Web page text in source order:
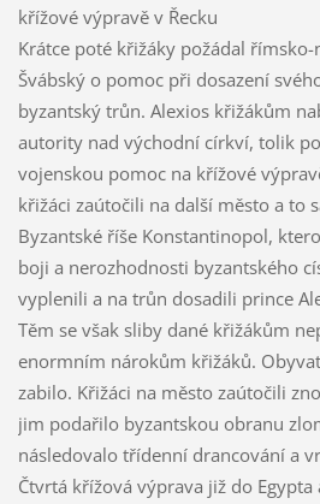
křížové výpravě v Řecku
Krátce poté křižáky požádal
Švábský o pomoc při dosazení
byzantský trůn. Alexios křižákům
autority nad východní církví, tolik
vojenskou pomoc na křížové
křižáci zaútočili na další město a to
Byzantské říše Konstantinopol,
boji a nerozhodnosti byzantského
vyplenili a na trůn dosadili prince
Těm se však sliby dané křižákům
enormním nárokům křižáků.
zabilo. Křižáci na město zaútočili
jim podařilo byzantskou obranu
následovalo třídenní drancování a
Čtvrtá křížová výprava již do Egypta